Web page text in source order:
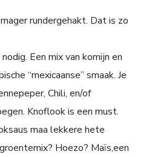
rundergehakt. Dat is zo
Een mix van komijn en
“mexicaanse” smaak. Je
Chili, en/of
Knoflook is een must.
maa lekkere hete
Hoezo? Maïs,een